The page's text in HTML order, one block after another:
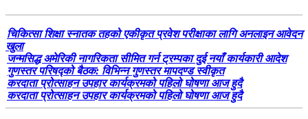
चिकित्सा शिक्षा स्नातक तहको एकीकृत प्रवेश परीक्षाका लागि अनलाइन आवेदन
खुला
जन्मसिद्ध अमेरिकी नागरिकता सीमित गर्न ट्रम्पका दुई नयाँ कार्यकारी आदेश
गुणस्तर परिषद्को बैठक: विभिन्न गुणस्तर मापदण्ड स्वीकृत
करदाता प्रोत्साहन उपहार कार्यक्रमको पहिलो घोषणा आज हुदै
करदाता प्रोत्साहन उपहार कार्यक्रमको पहिलो घोषणा आज हुदै